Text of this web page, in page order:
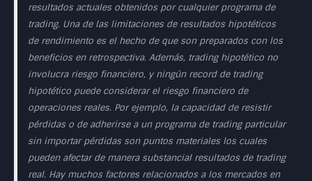
resultados actuales obtenidos por cualquier programa de
trading. Una de las limitaciones de resultados hipotéticos
de rendimiento es el hecho de que son preparados con los
beneficios en retrospectiva. Además, trading hipotético no
involucra riesgo financiero, y ningún record de trading
hipotético puede considerar el riesgo financiero de
operaciones reales. Por ejemplo, la capacidad de resistir
pérdidas o de adherirse a un programa de trading particular
sin importar pérdidas son puntos materiales los cuales
pueden afectar de manera substancial resultados de trading
real. Hay muchos factores relacionados a los mercados en